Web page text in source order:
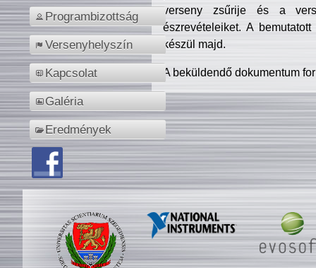
Programbizottság
Versenyhelyszín
Kapcsolat
Galéria
Eredmények
verseny zsűrije és a
észrevételeiket. A
készül majd.
A beküldendő dokumentum